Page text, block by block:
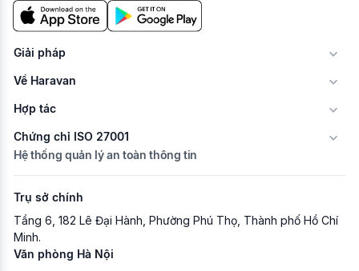
Giải pháp
Về Haravan
Hợp tác
Chứng chỉ ISO 27001
Hệ thống quản lý an toàn thông tin
Trụ sở chính
Tầng 6, 182 Lê Đại Hành, Phường Phú Thọ, Thành phố Hồ Chí
Minh.
Văn phòng Hà Nội